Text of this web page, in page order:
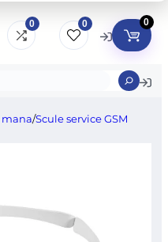
0 0 0
mana/Scule service GSM